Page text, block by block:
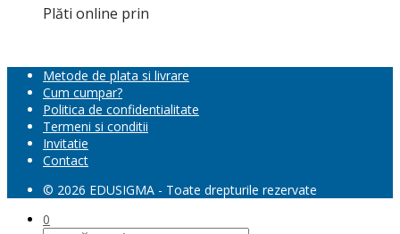
Plăti online prin
Metode de plata si livrare
Cum cumpar?
Politica de confidentialitate
Termeni si conditii
Invitatie
Contact
© 2026 EDUSIGMA - Toate drepturile rezervate
0